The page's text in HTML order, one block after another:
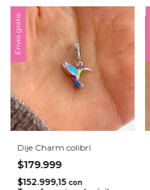
Envío gratis
Dije Charm colibrí
$179.999
$152.999,15 con